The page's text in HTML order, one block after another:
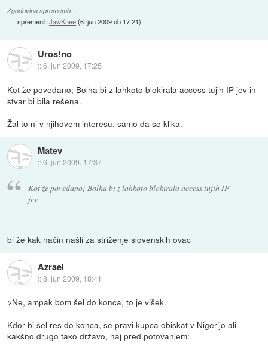
Zgodovina sprememb…
spremenil:JawKnee(6. jun 2009 ob 17:21)
Uros!no
::6. jun 2009, 17:25
Kot že povedano; Bolha bi z lahkoto blokirala access tujih IP-jev in
stvar bi bila rešena.
Žal to ni v njihovem interesu, samo da se klika.
Matev
::6. jun 2009, 17:37
Kot že povedano; Bolha bi z lahkoto blokirala access tujih IP-
jev
bi že kak način našli za striženje slovenskih ovac
Azrael
::8. jun 2009, 18:41
>Ne, ampak bom šel do konca, to je višek.
Kdor bi šel res do konca, se pravi kupca obiskat v Nigerijo ali
kakšno drugo tako državo, naj pred potovanjem: